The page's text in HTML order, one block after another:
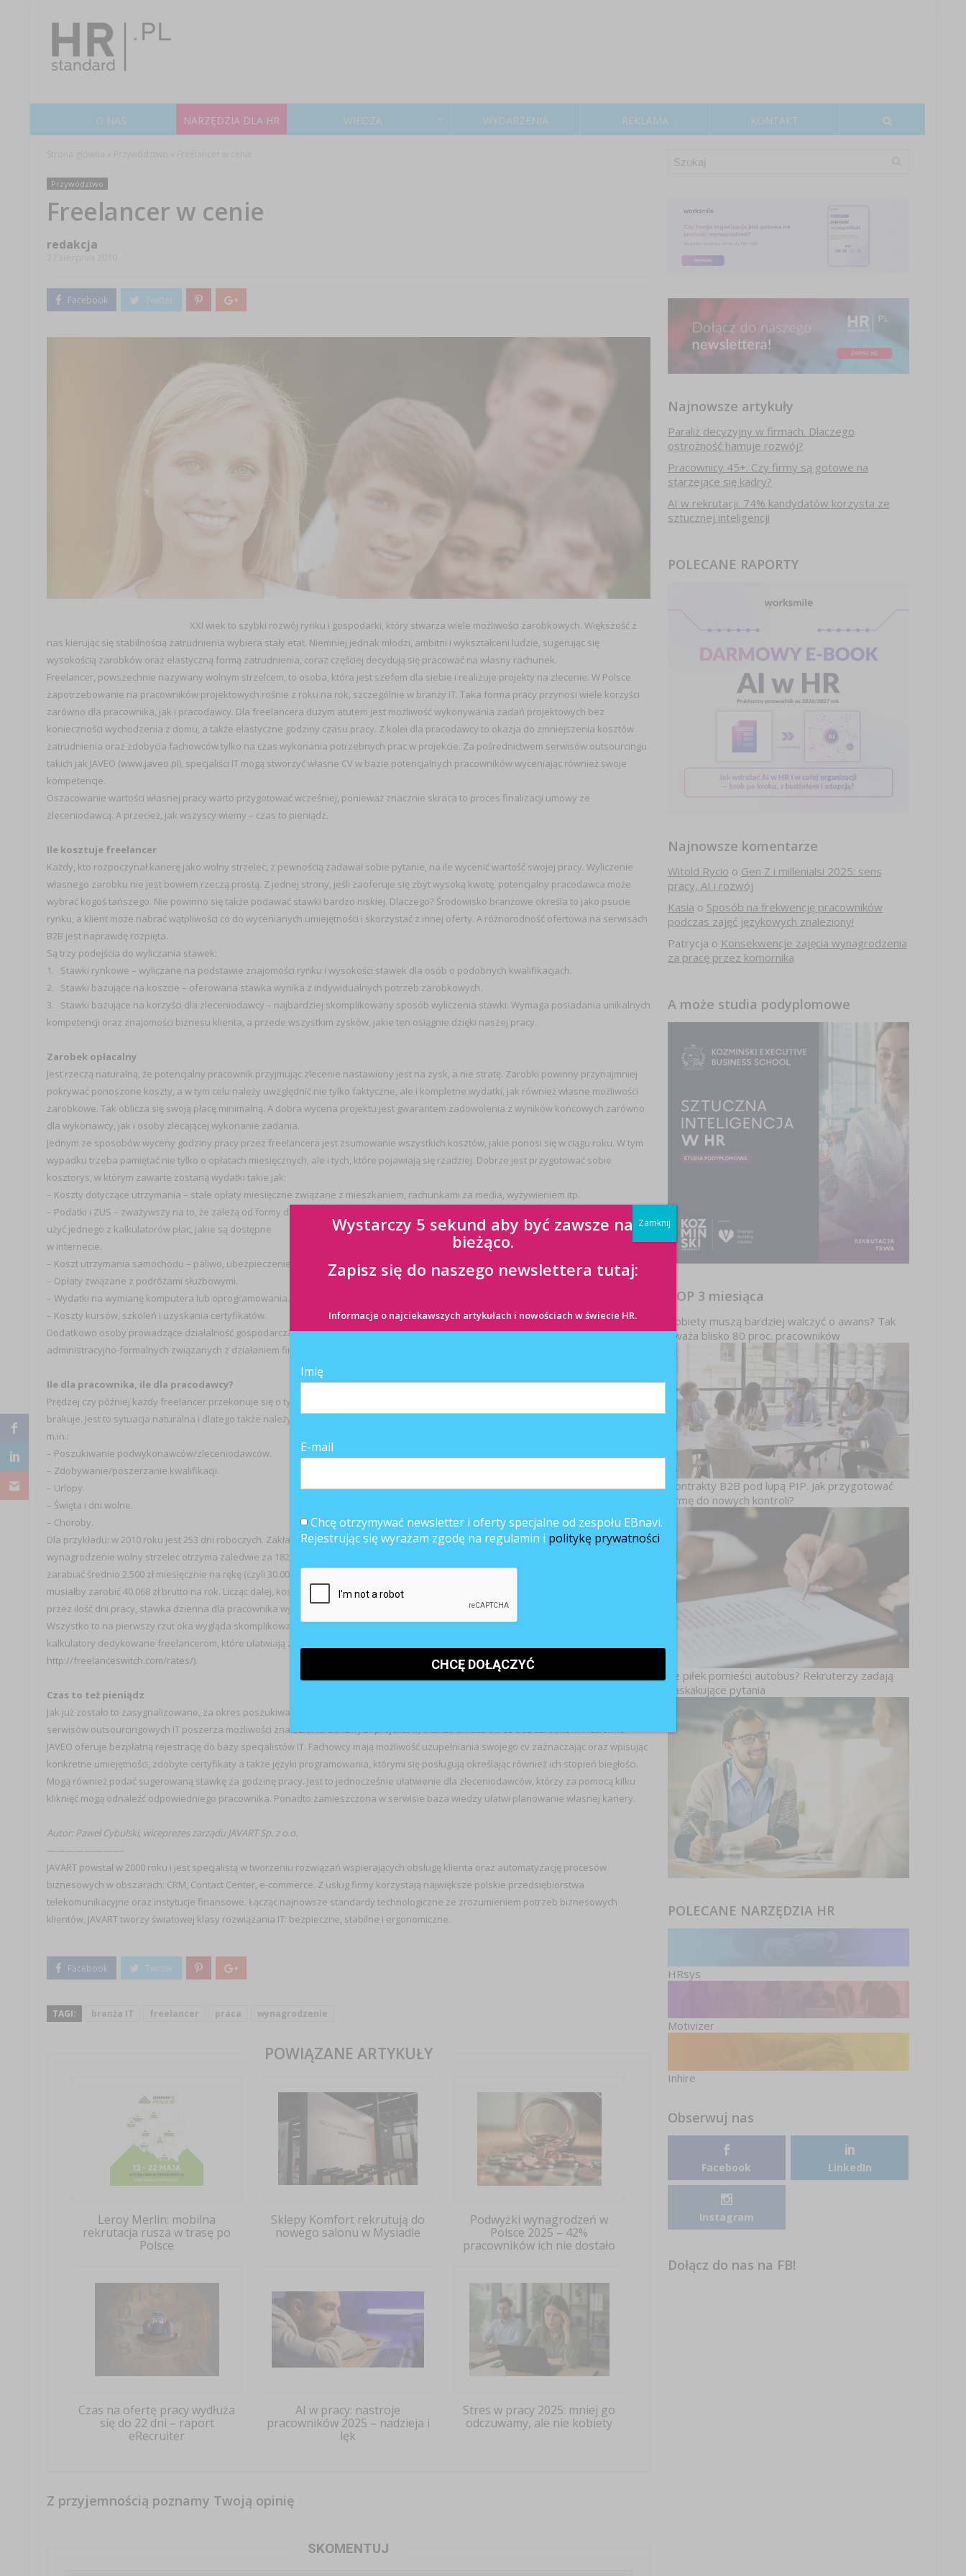
O NAS NARZĘDZIA DLA HR WIEDZA WYDARZENIA REKLAMA KONTAKT
Przywództwo
Freelancer w cenie
redakcja
XXI wiek to szybki rozwój rynku i gospodarki, który stwarza wiele możliwości zarobkowych. Większość z
nas kierując się stabilnością zatrudnienia wybiera stały etat. Niemniej jednak młodzi, ambitni i wykształceni ludzie, sugerując się
wysokością zarobków oraz elastyczną formą zatrudnienia, coraz częściej decydują się pracować na własny rachunek.
Freelancer, powszechnie nazywany wolnym strzelcem, to osoba, która jest szefem dla siebie i realizuje projekty na zlecenie. W Polsce
zapotrzebowanie na pracowników projektowych rośnie z roku na rok, szczególnie w branży IT. Taka forma pracy przynosi wiele korzyści
zarówno dla pracownika, jak i pracodawcy. Dla freelancera dużym atutem jest możliwość wykonywania zadań projektowych bez
konieczności wychodzenia z domu, a także elastyczne godziny czasu pracy. Z kolei dla pracodawcy to okazja do zmniejszenia kosztów
zatrudnienia oraz zdobycia fachowców tylko na czas wykonania potrzebnych prac w projekcie. Za pośrednictwem serwisów outsourcingu
takich jak JAVEO (www.javeo.pl), specjaliści IT mogą stworzyć własne CV w bazie potencjalnych pracowników wyceniając również swoje
kompetencje.
Oszacowanie wartości własnej pracy warto przygotować wcześniej, ponieważ znacznie skraca to proces finalizacji umowy ze
zleceniodawcą. A przecież, jak wszyscy wiemy – czas to pieniądz.
Ile kosztuje freelancer
Każdy, kto rozpoczynał karierę jako wolny strzelec, z pewnością zadawał sobie pytanie, na ile wycenić wartość swojej pracy. Wyliczenie
własnego zarobku nie jest bowiem rzeczą prostą. Z jednej strony, jeśli zaoferuje się zbyt wysoką kwotę, potencjalny pracodawca może
wybrać kogoś tańszego. Nie powinno się także podawać stawki bardzo niskiej. Dlaczego? Środowisko branżowe określa to jako psucie
rynku, a klient może nabrać wątpliwości co do wycenianych umiejętności i skorzystać z innej oferty. A różnorodność ofertowa na serwisach
B2B jest naprawdę rozpięta.
Są trzy podejścia do wyliczania stawek:
1. Stawki rynkowe – wyliczane na podstawie znajomości rynku i wysokości stawek dla osób o podobnych kwalifikacjach.
2. Stawki bazujące na koszcie – oferowana stawka wynika z indywidualnych potrzeb zarobkowych.
3. Stawki bazujące na korzyści dla zleceniodawcy – najbardziej skomplikowany sposób wyliczenia stawki. Wymaga posiadania unikalnych
kompetencji oraz znajomości biznesu klienta, a przede wszystkim zysków, jakie ten osiągnie dzięki naszej pracy.
Zarobek opłacalny
Jest rzeczą naturalną, że potencjalny pracownik przyjmując zlecenie nastawiony jest na zysk, a nie stratę. Zarobki powinny przynajmniej
pokrywać ponoszone koszty, a w tym celu należy uwzględnić nie tylko faktyczne, ale i kompletne wydatki, jak również własne możliwości
zarobkowe. Tak oblicza się swoją płacę minimalną. A dobra wycena projektu jest gwarantem zadowolenia z wyników końcowych zarówno
dla wykonawcy, jak i osoby zlecającej wykonanie zadania.
Jednym ze sposobów wyceny godziny pracy przez freelancera jest zsumowanie wszystkich kosztów, jakie ponosi się w ciągu roku. W tym
wypadku trzeba pamiętać nie tylko o opłatach miesięcznych, ale i tych, które pojawiają się rzadziej. Dobrze jest przygotować sobie
kosztorys, w którym zawarte zostaną wydatki takie jak:
– Koszty dotyczące utrzymania – stałe opłaty miesięczne związane z mieszkaniem, rachunkami za media, wyżywieniem itp.
– Podatki i ZUS – zważywszy na to, że zależą od formy działalności i mogą przekroczyć 50% kwoty na rękę, w celu ich określenia najlepiej
użyć jednego z kalkulatorów płac, jakie są dostępne
w internecie.
– Koszt utrzymania samochodu – paliwo, ubezpieczenie, przeglądy, naprawy, parking, itp.
– Opłaty związane z podróżami służbowymi.
– Wydatki na wymianę komputera lub oprogramowania.
– Koszty kursów, szkoleń i uzyskania certyfikatów.
Dodatkowo osoby prowadzące działalność gospodarczą powinny uwzględnić koszt utrzymania biura, rachunkowości i innych spraw
administracyjno-formalnych związanych z działaniem firmy.
Ile dla pracownika, ile dla pracodawcy?
Prędzej czy później każdy freelancer przekonuje się o tym, że okresy wytężonej pracy przy projektach przeplatają się z tymi, gdy zadań
brakuje. Jest to sytuacja naturalna i dlatego także należy ją uwzględnić podczas wyliczania swojej stawki. Czas, za który klienci nie płacą, to
m.in.:
– Poszukiwanie podwykonawców/zleceniodawców.
– Zdobywanie/poszerzanie kwalifikacji.
– Urlopy.
– Święta i dni wolne.
– Choroby.
Dla przykładu: w 2010 roku jest 253 dni roboczych. Zakładając, że urlopy w roku wyniosą 26 dni i ok. 20% pozostałego czasu, to rzeczywiste
wynagrodzenie wolny strzelec otrzyma zaledwie za 182 dni pracy. W efekcie, jeżeli freelancer rozliczający się na umowę zlecenie chciałby
zarabiać średnio 2.500 zł miesięcznie na rękę (czyli 30.000 zł rocznie), to po uwzględnieniu konieczności odprowadzenia podatku i ZUS
musiałby zarobić 40.068 zł brutto na rok. Licząc dalej, koszt jego pracy dla pracodawcy wyniesie 47.484 zł. Dzieląc roczny zarobek brutto
przez ilość dni pracy, stawka dzienna dla pracownika wyjdzie na poziomie 220 zł przy koszcie dla pracodawcy w wysokości 258 zł.
Wszystko to na pierwszy rzut oka wygląda skomplikowanie, ale wcale takie nie jest. Niemniej jednak w internecie można znaleźć
kalkulatory dedykowane freelancerom, które ułatwiają zsumowanie wszystkich kosztów ponoszonych przy wykonywaniu zlecenia (np.
http://freelanceswitch.com/rates/).
Czas to też pieniądz
Jak już zostało to zasygnalizowane, za okres poszukiwania odpowiednich zleceń nikt freelancerowi nie płaci. Korzystanie z usług
serwisów outsourcingowych IT poszerza możliwości znalezienia ciekawych projektów, a także skraca okres bez zarobków. Platforma
JAVEO oferuje bezpłatną rejestrację do bazy specjalistów IT. Fachowcy mają możliwość uzupełniania swojego cv zaznaczając oraz wpisując
konkretne umiejętności, zdobyte certyfikaty a także języki programowania, którymi się posługują określając również ich stopień biegłości.
Mogą również podać sugerowaną stawkę za godzinę pracy. Jest to jednocześnie ułatwienie dla zleceniodawców, którzy za pomocą kilku
kliknięć mogą odnaleźć odpowiedniego pracownika. Ponadto zamieszczona w serwisie baza wiedzy ułatwi planowanie własnej kariery.
Autor: Paweł Cybulski, wiceprezes zarządu JAVART Sp. z o.o.
————————-
JAVART powstał w 2000 roku i jest specjalistą w tworzeniu rozwiązań wspierających obsługę klienta oraz automatyzację procesów
biznesowych w obszarach: CRM, Contact Center, e-commerce. Z usług firmy korzystają największe polskie przedsiębiorstwa
telekomunikacyjne oraz instytucje finansowe. Łącząc najnowsze standardy technologiczne ze zrozumieniem potrzeb biznesowych
klientów, JAVART tworzy światowej klasy rozwiązania IT: bezpieczne, stabilne i ergonomiczne.
TAGI: branża IT freelancer praca wynagrodzenie
POWIĄZANE ARTYKUŁY
Leroy Merlin: mobilna
rekrutacja rusza w trasę po
Polsce
Sklepy Komfort rekrutują do
nowego salonu w Mysiadle
Podwyżki wynagrodzeń w
Polsce 2025 – 42%
pracowników ich nie dostało
Czas na ofertę pracy wydłuża
się do 22 dni – raport
eRecruiter
AI w pracy: nastroje
pracowników 2025 – nadzieja i
lęk
Stres w pracy 2025: mniej go
odczuwamy, ale nie kobiety
Z przyjemnością poznamy Twoją opinię
SKOMENTUJ
Najnowsze artykuły
Paraliż decyzyjny w firmach. Dlaczego
ostrożność hamuje rozwój?
Pracownicy 45+. Czy firmy są gotowe na
starzejące się kadry?
AI w rekrutacji. 74% kandydatów korzysta ze
sztucznej inteligencji
POLECANE RAPORTY
Najnowsze komentarze
Witold Rycio o Gen Z i millenialsi 2025: sens
pracy, AI i rozwój
Kasia o Sposób na frekwencję pracowników
podczas zajęć językowych znaleziony!
Patrycja o Konsekwencje zajęcia wynagrodzenia
za pracę przez komornika
A może studia podyplomowe
TOP 3 miesiąca
Kobiety muszą bardziej walczyć o awans? Tak
uważa blisko 80 proc. pracowników
Kontrakty B2B pod lupą PIP. Jak przygotować
firmę do nowych kontroli?
Ile piłek pomieści autobus? Rekruterzy zadają
zaskakujące pytania
POLECANE NARZĘDZIA HR
HRsys
Motivizer
Inhire
Obserwuj nas
Facebook LinkedIn
Instagram
Dołącz do nas na FB!
Wystarczy 5 sekund aby być zawsze na
bieżąco.
Zapisz się do naszego newslettera tutaj:
Informacje o najciekawszych artykułach i nowościach w świecie HR.
Imię
E-mail
Chcę otrzymywać newsletter i oferty specjalne od zespołu EBnavi.
Rejestrując się wyrażam zgodę na regulamin i politykę prywatności
Zamknij